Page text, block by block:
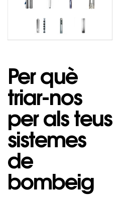
Per què
triar-nos
per als teus
sistemes
de
bombeig